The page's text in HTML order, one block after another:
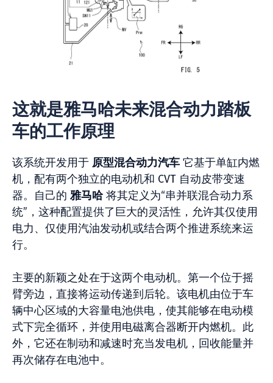
这就是雅马哈未来混合动力踏板
车的工作原理
该系统开发用于 原型混合动力汽车 它基于单缸内燃
机，配有两个独立的电动机和 CVT 自动皮带变速
器。自己的 雅马哈将其定义为“串并联混合动力系
统”，这种配置提供了巨大的灵活性，允许其仅使用
电力、仅使用汽油发动机或结合两个推进系统来运
行。
主要的新颖之处在于这两个电动机。第一个位于摇
臂旁边，直接将运动传递到后轮。该电机由位于车
辆中心区域的大容量电池供电，使其能够在电动模
式下完全循环，并使用电磁离合器断开内燃机。此
外，它还在制动和减速时充当发电机，回收能量并
再次储存在电池中。